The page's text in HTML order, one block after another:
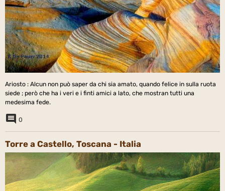
Ariosto : Alcun non può saper da chi sia amato, quando felice in sulla ruota
siede ; però che ha i veri e i finti amici a lato, che mostran tutti una
medesima fede.
0
Torre a Castello, Toscana - Italia